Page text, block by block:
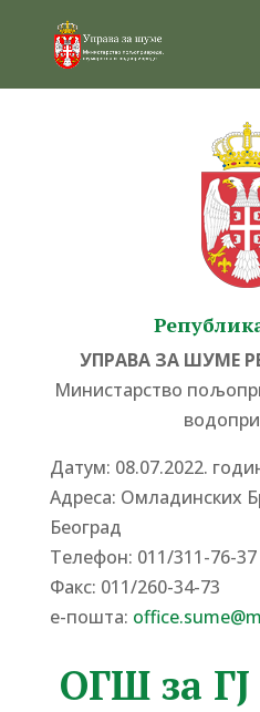
УПРАВА ЗА ШУМЕ
Министарство
Датум: 08.07.2022.
Адреса: Омладинских
Београд
Tелефон: 011/311-76-37
Факс: 011/260-34-73
е-пошта:
ОГШ за ГЈ